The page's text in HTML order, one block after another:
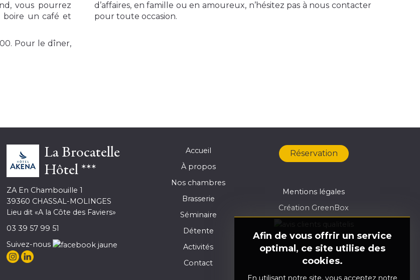
vous pourrez
un café et
Pour le dîner,
d’affaires, en famille ou en amoureux, n’hésitez pas à nous contacter
pour toute occasion.
La Brocatelle
Hôtel ***
ZA En Chambouille 1
39360 CHASSAL-MOLINGES
Lieu dit «A la Côte des Faviers»
03 39 57 99 51
Suivez-nous
Accueil
À propos
Nos chambres
Brasserie
Séminaire
Détente
Activités
Contact
Réservation
Mentions légales
Création GreenBox
Afin de vous offrir un service
optimal, ce site utilise des
cookies.
En utilisant notre site, vous acceptez notre